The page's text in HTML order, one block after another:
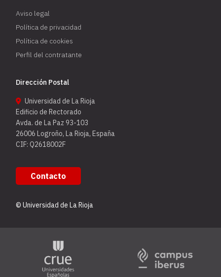
Aviso legal
Política de privacidad
Política de cookies
Perfil del contratante
Dirección Postal
Universidad de La Rioja
Edificio de Rectorado
Avda. de La Paz 93-103
26006 Logroño, La Rioja, España
CIF: Q2618002F
Contacto
© Universidad de La Rioja